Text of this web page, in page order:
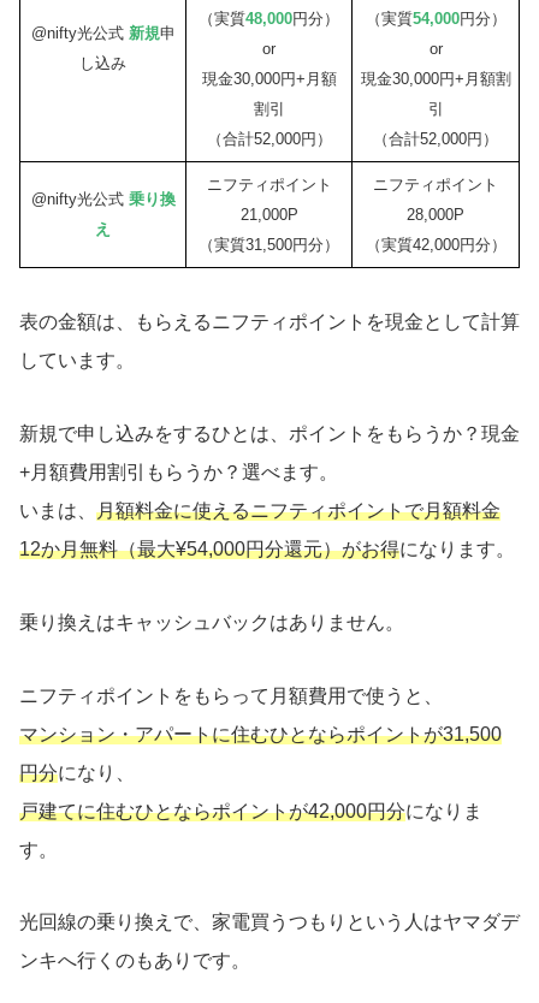
@nifty光公式 新規申
し込み
（実質48,000円分）
or
現金30,000円+月額
割引
（合計52,000円）
（実質54,000円分）
or
現金30,000円+月額割
引
（合計52,000円）
@nifty光公式 乗り換
え
ニフティポイント
21,000P
（実質31,500円分）
ニフティポイント
28,000P
（実質42,000円分）
表の金額は、もらえるニフティポイントを現金として計算
しています。
新規で申し込みをするひとは、ポイントをもらうか？現金
+月額費用割引もらうか？選べます。
いまは、 月額料金に使えるニフティポイントで月額料金
12か月無料（最大¥54,000円分還元）がお得になります。
乗り換えはキャッシュバックはありません。
ニフティポイントをもらって月額費用で使うと、
マンション・アパートに住むひとならポイントが31,500
円分になり、
戸建てに住むひとならポイントが42,000円分になりま
す。
光回線の乗り換えで、家電買うつもりという人はヤマダデ
ンキへ行くのもありです。